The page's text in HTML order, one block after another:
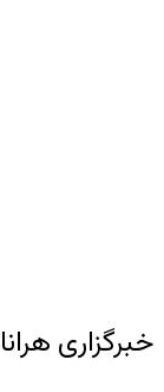
خبرگزاری هرانا –